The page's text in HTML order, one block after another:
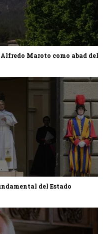
Maroto como abad del
del Estado